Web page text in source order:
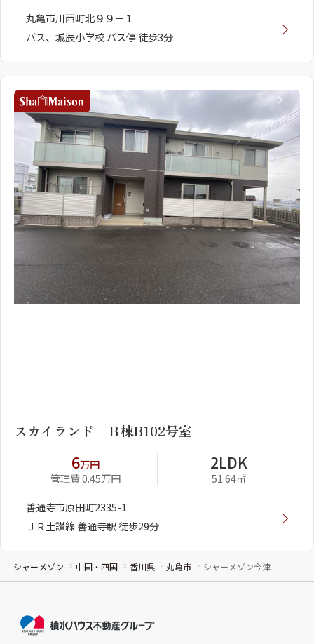
丸亀市川西町北９９－１
バス、城辰小学校 バス停 徒歩3分
スカイランド Ｂ棟B102号室
6万円
管理費 0.45万円
2LDK
51.64㎡
善通寺市原田町2335-1
ＪＲ土讃線 善通寺駅 徒歩29分
シャーメゾン 中国・四国 香川県 丸亀市 シャーメゾン今津